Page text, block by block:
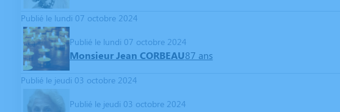
Publié le lundi 07 octobre 2024
Publié le lundi 07 octobre 2024
Monsieur Jean CORBEAU87 ans
Publié le jeudi 03 octobre 2024
Publié le jeudi 03 octobre 2024